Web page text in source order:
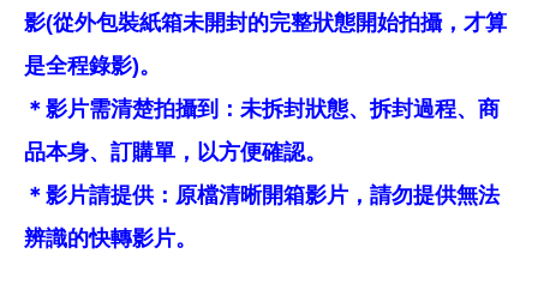
影(從外包裝紙箱未開封的完整狀態開始拍攝，才算
是全程錄影)。
＊影片需清楚拍攝到：未拆封狀態、拆封過程、商
品本身、訂購單，以方便確認。
＊影片請提供：原檔清晰開箱影片，請勿提供無法
辨識的快轉影片。